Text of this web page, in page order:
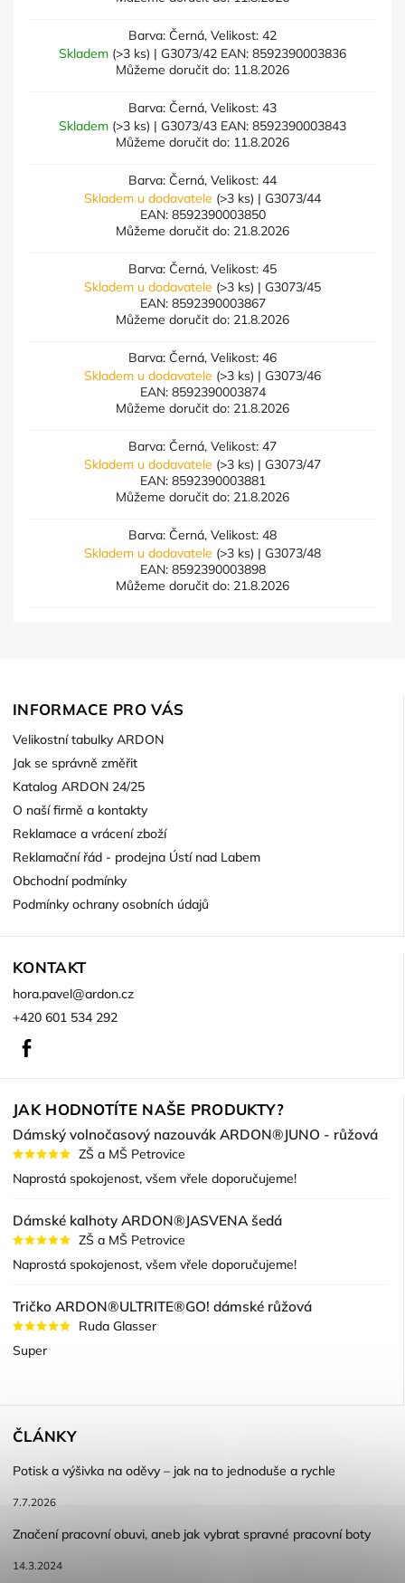
Barva: Černá, Velikost: 42
Skladem (>3 ks) | G3073/42 EAN: 8592390003836
Můžeme doručit do: 11.8.2026
Barva: Černá, Velikost: 43
Skladem (>3 ks) | G3073/43 EAN: 8592390003843
Můžeme doručit do: 11.8.2026
Barva: Černá, Velikost: 44
Skladem u dodavatele (>3 ks) | G3073/44
EAN: 8592390003850
Můžeme doručit do: 21.8.2026
Barva: Černá, Velikost: 45
Skladem u dodavatele (>3 ks) | G3073/45
EAN: 8592390003867
Můžeme doručit do: 21.8.2026
Barva: Černá, Velikost: 46
Skladem u dodavatele (>3 ks) | G3073/46
EAN: 8592390003874
Můžeme doručit do: 21.8.2026
Barva: Černá, Velikost: 47
Skladem u dodavatele (>3 ks) | G3073/47
EAN: 8592390003881
Můžeme doručit do: 21.8.2026
Barva: Černá, Velikost: 48
Skladem u dodavatele (>3 ks) | G3073/48
EAN: 8592390003898
Můžeme doručit do: 21.8.2026
INFORMACE PRO VÁS
Velikostní tabulky ARDON
Jak se správně změřit
Katalog ARDON 24/25
O naší firmě a kontakty
Reklamace a vrácení zboží
Reklamační řád - prodejna Ústí nad Labem
Obchodní podmínky
Podmínky ochrany osobních údajů
KONTAKT
hora.pavel@ardon.cz
+420 601 534 292
JAK HODNOTÍTE NAŠE PRODUKTY?
Dámský volnočasový nazouvák ARDON®JUNO - růžová
ZŠ a MŠ Petrovice
Naprostá spokojenost, všem vřele doporučujeme!
Dámské kalhoty ARDON®JASVENA šedá
ZŠ a MŠ Petrovice
Naprostá spokojenost, všem vřele doporučujeme!
Tričko ARDON®ULTRITE®GO! dámské růžová
Ruda Glasser
Super
ČLÁNKY
Potisk a výšivka na oděvy – jak na to jednoduše a rychle
7.7.2026
Značení pracovní obuvi, aneb jak vybrat spravné pracovní boty
14.3.2024